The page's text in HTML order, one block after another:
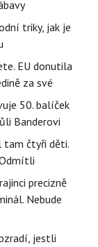
triky, jak je
EU donutila
za své
50. balíček
Banderovi
tam čtyři děti.
precizně
Nebude
jestli